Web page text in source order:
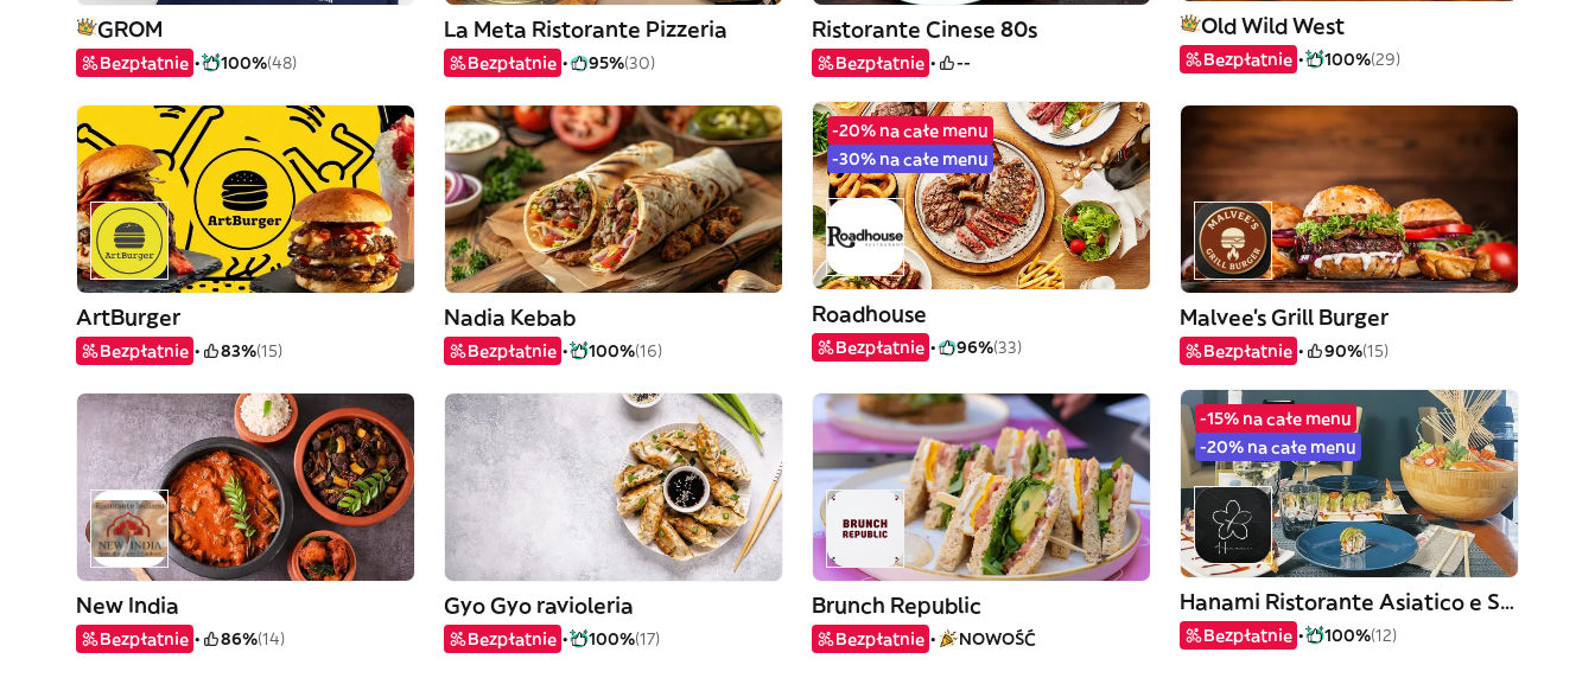
GROM
Bezpłatnie 100%(48)
La Meta Ristorante Pizzeria
Bezpłatnie 95%(30)
Ristorante Cinese 80s
Bezpłatnie --
Old Wild West
Bezpłatnie 100%(29)
ArtBurger
Bezpłatnie 83%(15)
Nadia Kebab
Bezpłatnie 100%(16)
-20% na całe menu
-30% na całe menu
Roadhouse
Bezpłatnie 96%(33)
Malvee’s Grill Burger
Bezpłatnie 90%(15)
New India
Bezpłatnie 86%(14)
Gyo Gyo ravioleria
Bezpłatnie 100%(17)
Brunch Republic
Bezpłatnie NOWOŚĆ
-15% na całe menu
-20% na całe menu
Hanami Ristorante Asiatico e Sushi
Bezpłatnie 100%(12)